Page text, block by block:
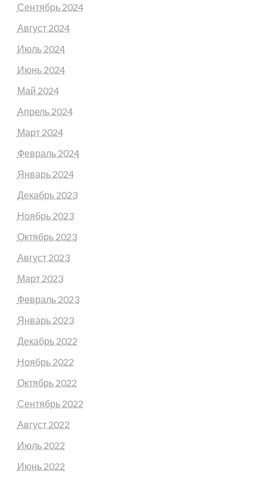
Сентябрь 2024
Август 2024
Июль 2024
Июнь 2024
Май 2024
Апрель 2024
Март 2024
Февраль 2024
Январь 2024
Декабрь 2023
Ноябрь 2023
Октябрь 2023
Август 2023
Март 2023
Февраль 2023
Январь 2023
Декабрь 2022
Ноябрь 2022
Октябрь 2022
Сентябрь 2022
Август 2022
Июль 2022
Июнь 2022